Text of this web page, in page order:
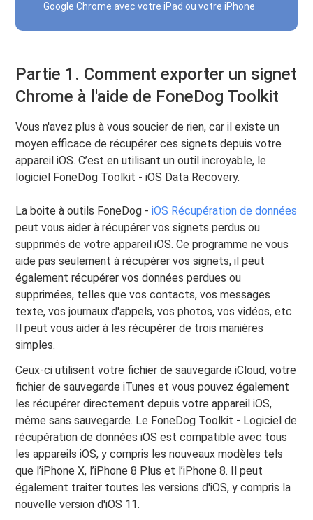
Google Chrome avec votre iPad ou votre iPhone
Partie 1. Comment exporter un signet
Chrome à l'aide de FoneDog Toolkit
Vous n'avez plus à vous soucier de rien, car il existe un
moyen efficace de récupérer ces signets depuis votre
appareil iOS. C’est en utilisant un outil incroyable, le
logiciel FoneDog Toolkit - iOS Data Recovery.
La boite à outils FoneDog -iOS Récupération de données
peut vous aider à récupérer vos signets perdus ou
supprimés de votre appareil iOS. Ce programme ne vous
aide pas seulement à récupérer vos signets, il peut
également récupérer vos données perdues ou
supprimées, telles que vos contacts, vos messages
texte, vos journaux d'appels, vos photos, vos vidéos, etc.
Il peut vous aider à les récupérer de trois manières
simples.
Ceux-ci utilisent votre fichier de sauvegarde iCloud, votre
fichier de sauvegarde iTunes et vous pouvez également
les récupérer directement depuis votre appareil iOS,
même sans sauvegarde. Le FoneDog Toolkit - Logiciel de
récupération de données iOS est compatible avec tous
les appareils iOS, y compris les nouveaux modèles tels
que l’iPhone X, l’iPhone 8 Plus et l’iPhone 8. Il peut
également traiter toutes les versions d'iOS, y compris la
nouvelle version d'iOS 11.